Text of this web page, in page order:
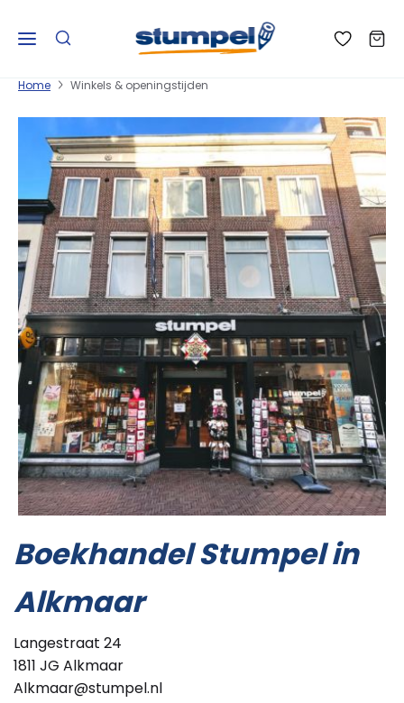
Home Winkels & openingstijden
Boekhandel Stumpel in
Alkmaar
Langestraat 24
1811 JG Alkmaar
Alkmaar@stumpel.nl